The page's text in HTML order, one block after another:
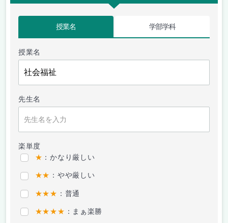
授業名 学部学科
授業名
先生名
楽単度
★ ：かなり厳しい
★★ ：やや厳しい
★★★ ：普通
★★★★ ：まぁ楽勝